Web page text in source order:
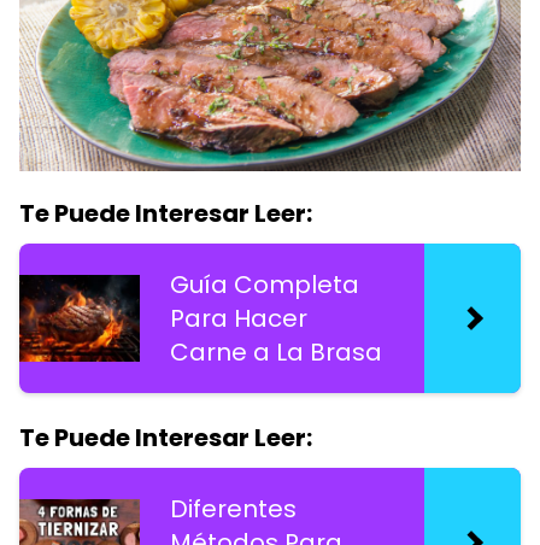
Te Puede Interesar Leer:
Guía Completa
Para Hacer
Carne a La Brasa
Te Puede Interesar Leer:
Diferentes